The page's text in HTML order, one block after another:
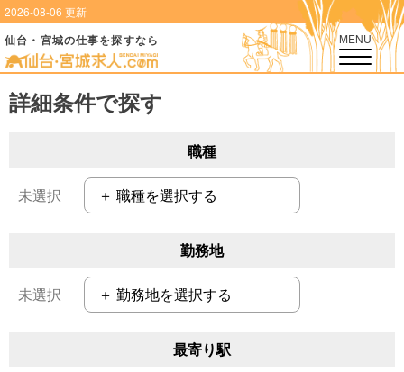
2026-08-06 更新
仙台・宮城の仕事を探すなら MENU
詳細条件で探す
職種
＋ 職種を選択する
勤務地
＋ 勤務地を選択する
最寄り駅